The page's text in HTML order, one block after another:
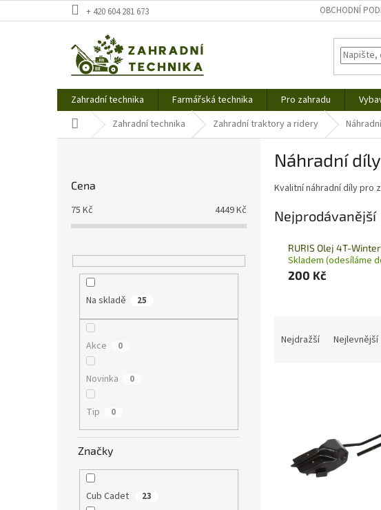
na
+ 420 604 281 673 OBCHODNÍ
Zahradní technika Farmářská technika Pro zahradu
Domů Zahradní technika Zahradní traktory a ridery
Cena
75 Kč 4449Kč
Na skladě 25
Akce 0
Novinka 0
Tip 0
Značky
Cub Cadet 23
Náhradní
Kvalitní náhradní díly pro
Nejprodávanější
RURIS Olej 4T-
Skladem (odesíláme
200 Kč
Nejdražší Nejlevnější